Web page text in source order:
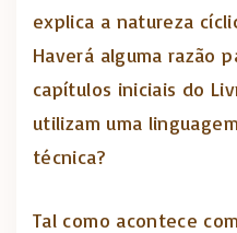
explica a natureza
Haverá alguma razão
capítulos iniciais do
utilizam uma
técnica?
Tal como acontece